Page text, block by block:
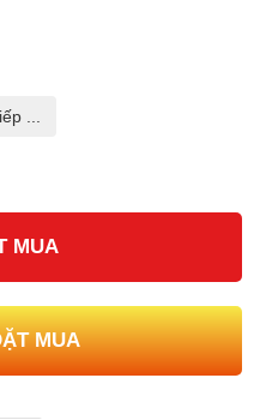
Tấn Lực
...
MUA
MUA